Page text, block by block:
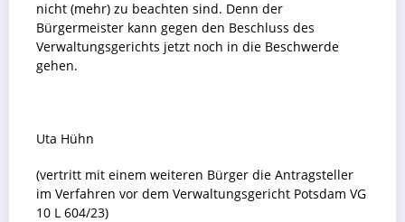
nicht (mehr) zu beachten sind. Denn der
Bürgermeister kann gegen den Beschluss des
Verwaltungsgerichts jetzt noch in die Beschwerde
gehen.
Uta Hühn
(vertritt mit einem weiteren Bürger die Antragsteller
im Verfahren vor dem Verwaltungsgericht Potsdam VG
10 L 604/23)